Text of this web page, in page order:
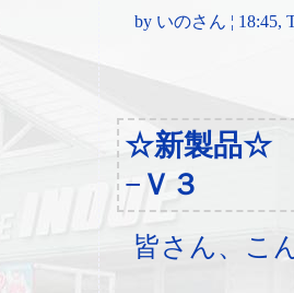
by いのさん ¦ 18:45,
☆新製品☆
−Ｖ３
皆さん、こ